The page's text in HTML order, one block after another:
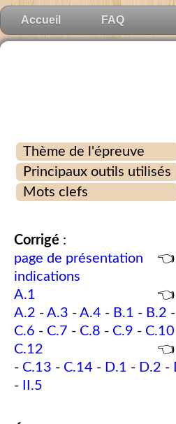
Accueil FAQ
Thème de l'épreuve
Principaux outils utilisés
Mots clefs
Corrigé :
page de présentation
👈
indications
A.1
👈
A.2 - A.3 - A.4 - B.1 - B.2 -
C.6 - C.7 - C.8 - C.9 - C.10
C.12
👈
- C.13 - C.14 - D.1 - D.2 -
-
II.5